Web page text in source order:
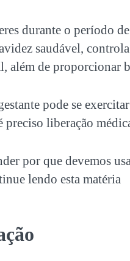
durante o período
saudável,
além de proporcionar
pode se
preciso liberação
por que devemos
lendo esta matéria